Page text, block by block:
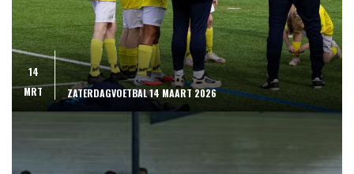
14
MRT
ZATERDAGVOETBAL 14 MAART 2026